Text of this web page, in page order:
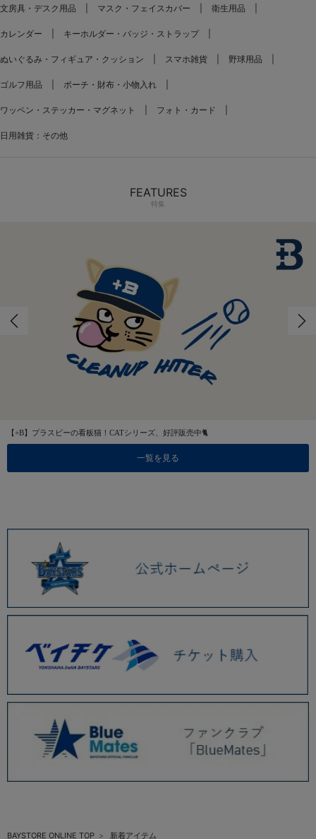
文房具・デスク用品 マスク・フェイスカバー 衛生用品
カレンダー キーホルダー・バッジ・ストラップ
ぬいぐるみ・フィギュア・クッション スマホ雑貨 野球用品
ゴルフ用品 ポーチ・財布・小物入れ
ワッペン・ステッカー・マグネット フォト・カード
日用雑貨：その他
FEATURES
特集
【+B】プラスビーの看板猫！CATシリーズ、好評販売中🐈
一覧を見る
BAYSTORE ONLINE TOP 新着アイテム